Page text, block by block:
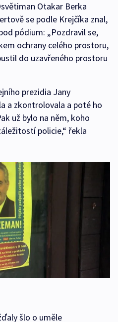
Otakar Berka
se podle Krejčíka znal,
pódium: „Pozdravil se,
ochrany celého prostoru,
do uzavřeného prostoru
prezidia Jany
a zkontrolovala a poté ho
už bylo na něm, koho
policie,“ řekla
šlo o uměle